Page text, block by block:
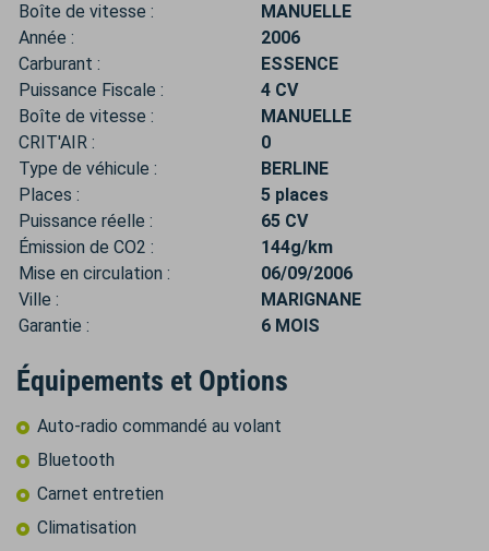
Boîte de vitesse :
MANUELLE
Année :
2006
Carburant :
ESSENCE
Puissance Fiscale :
4 CV
Boîte de vitesse :
MANUELLE
CRIT'AIR :
0
Type de véhicule :
BERLINE
Places :
5 places
Puissance réelle :
65 CV
Émission de CO2 :
144g/km
Mise en circulation :
06/09/2006
Ville :
MARIGNANE
Garantie :
6 MOIS
Équipements et Options
Auto-radio commandé au volant
Bluetooth
Carnet entretien
Climatisation